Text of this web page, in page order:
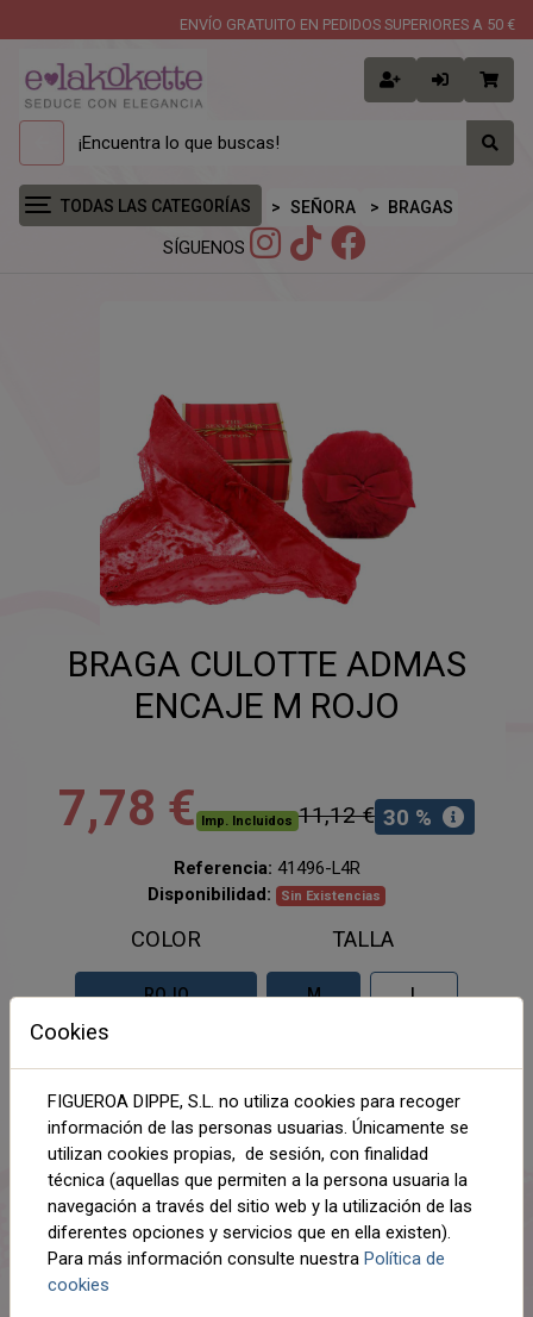
ENVÍO GRATUITO EN PEDIDOS SUPERIORES A 50 €
TODAS LAS CATEGORÍAS SEÑORA BRAGAS
SÍGUENOS
BRAGA CULOTTE ADMAS
ENCAJE M ROJO
7,78 € Imp. Incluidos 11,12 € 30 %
Referencia: 41496-L4R
Disponibilidad:
Sin Existencias
COLOR
ROJO
TALLA
M L
AÑADIR AL CARRITO
Compartir
DESCRIPCIÓN
Cookies
FIGUEROA DIPPE, S.L. no utiliza cookies para recoger
información de las personas usuarias. Únicamente se
utilizan cookies propias, de sesión, con finalidad
técnica (aquellas que permiten a la persona usuaria la
navegación a través del sitio web y la utilización de las
diferentes opciones y servicios que en ella existen).
Para más información consulte nuestra Política de
cookies